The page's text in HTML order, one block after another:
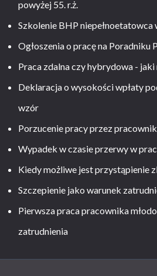
powyżej 55. r.ż.
Szkolenie BHP
Ogłoszenia o pracę na Poradniku
Praca zdalna czy hybrydowa -
Deklaracja o wysokości wpłaty
wzór
Porzucenie pracy przez
Wypadek w czasie przerwy w
Kiedy możliwe jest przystąpienie
Szczepienie jako warunek
Pierwsza praca pracownika
zatrudnienia